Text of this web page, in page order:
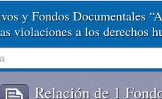
y Fondos Documentales
violaciones a los derechos
Relación de 1